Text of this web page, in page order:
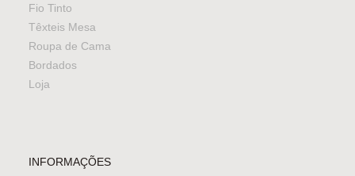
Fio Tinto
Têxteis Mesa
Roupa de Cama
Bordados
Loja
INFORMAÇÕES